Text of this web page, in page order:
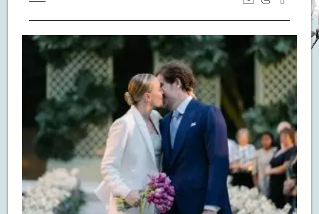
WILL YOU MARRY ME?
LUA DE MEL
COZINHA
DECORAÇÃO
DE NOIVA PRA NOIVA
S.O.S CASADAS
FALE COM O SAY I DO